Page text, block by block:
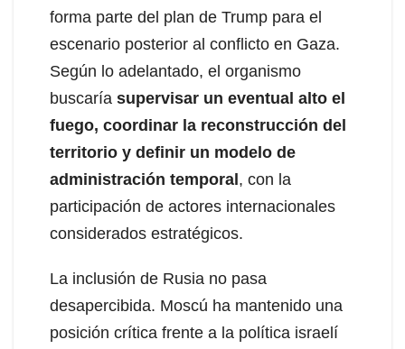
forma parte del plan de Trump para el
escenario posterior al conflicto en Gaza.
Según lo adelantado, el organismo
buscaría supervisar un eventual alto el
fuego, coordinar la reconstrucción del
territorio y definir un modelo de
administración temporal, con la
participación de actores internacionales
considerados estratégicos.
La inclusión de Rusia no pasa
desapercibida. Moscú ha mantenido una
posición crítica frente a la política israelí